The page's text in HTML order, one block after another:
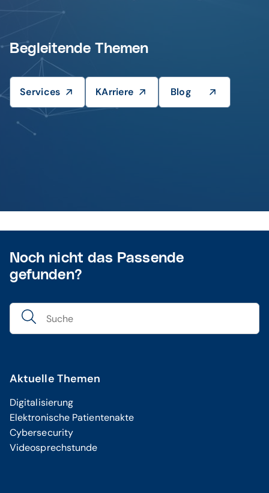
Begleitende Themen
Services KArriere Blog
Noch nicht das Passende
gefunden?
Aktuelle Themen
Digitalisierung
Elektronische Patientenakte
Cybersecurity
Videosprechstunde